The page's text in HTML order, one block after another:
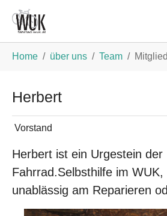
Home über uns Team Mitglied
Herbert
Vorstand
Herbert ist ein Urgestein der
Fahrrad.Selbsthilfe im WUK,
unablässig am Reparieren